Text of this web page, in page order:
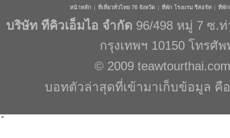
หน้าหลัก | ที่เที่ยวทั่วไทย 76 จังหวัด | ที่พัก โรงแรม รีสอร์ท | ที่พัก
บริษัท ทีคิวเอ็มไอ จำกัด 96/498 หมู่ 7 ซ.
กรุงเทพฯ 10150 โทรศั
© 2009 teawtourthai.com
บอทตัวล่าสุดที่เข้ามาเก็บข้อมูล คือ